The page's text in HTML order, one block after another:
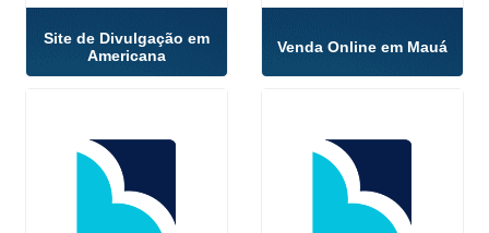
Site de Divulgação em
Americana
Venda Online em Mauá